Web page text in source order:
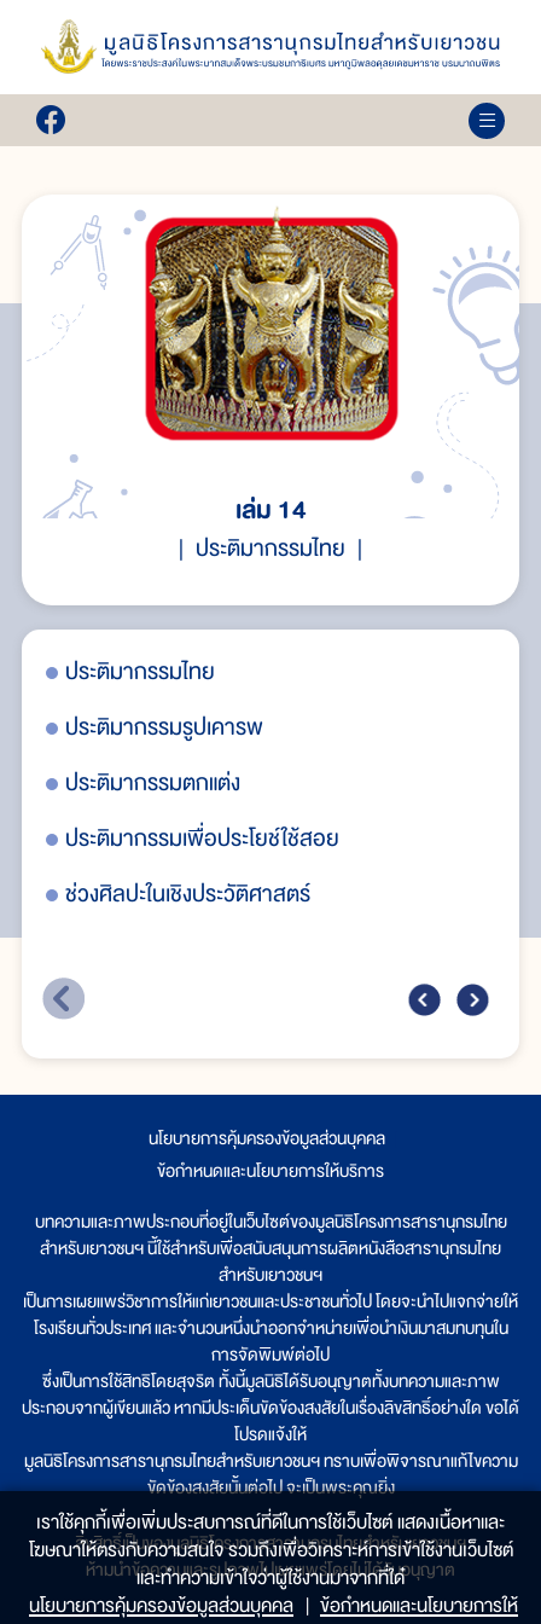
เล่ม 14
ประติมากรรมไทย
ประติมากรรมไทย
ประติมากรรมรูปเคารพ
ประติมากรรมตกแต่ง
ประติมากรรมเพื่อประโยช์ใช้สอย
ช่วงศิลปะในเชิงประวัติศาสตร์
นโยบายการคุ้มครองข้อมูลส่วนบุคคล
ข้อกำหนดและนโยบายการให้บริการ
บทความและภาพประกอบที่อยู่ในเว็บไซต์ของมูลนิธิโครงการสารานุกรมไทย
สำหรับเยาวชนฯ นี้ใช้สำหรับเพื่อสนับสนุนการผลิตหนังสือสารานุกรมไทย
สำหรับเยาวชนฯ
เป็นการเผยแพร่วิชาการให้แก่เยาวชนและประชาชนทั่วไป โดยจะนำไปแจกจ่ายให้
โรงเรียนทั่วประเทศ และจำนวนหนึ่งนำออกจำหน่ายเพื่อนำเงินมาสมทบทุนใน
การจัดพิมพ์ต่อไป
ซึ่งเป็นการใช้สิทธิโดยสุจริต ทั้งนี้มูลนิธิได้รับอนุญาตทั้งบทความและภาพ
ประกอบจากผู้เขียนแล้ว หากมีประเด็นขัดข้องสงสัยในเรื่องลิขสิทธิ์อย่างใด ขอได้
โปรดแจ้งให้
มูลนิธิโครงการสารานุกรมไทยสำหรับเยาวชนฯ ทราบเพื่อพิจารณาแก้ไขความ
ขัดข้องสงสัยนั้นต่อไป จะเป็นพระคุณยิ่ง
ลิขสิทธิ์เป็นของมูลนิธิโครงการสารานุกรมไทยสำหรับเยาวชนฯ
ห้ามนำข้อความและรูปภาพไปเผยแพร่โดยไม่ได้รับอนุญาต
เราใช้คุกกี้เพื่อเพิ่มประสบการณ์ที่ดีในการใช้เว็บไซต์ แสดงเนื้อหาและ
โฆษณาให้ตรงกับความสนใจ รวมถึงเพื่อวิเคราะห์การเข้าใช้งานเว็บไซต์
และทำความเข้าใจว่าผู้ใช้งานมาจากที่ใด๋
นโยบายการคุ้มครองข้อมูลส่วนบุคคล | ข้อกำหนดและนโยบายการให้